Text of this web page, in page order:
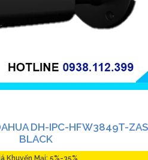
DH-IPC-HFW3849T-
BLACK